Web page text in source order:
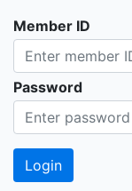
Member ID
Password